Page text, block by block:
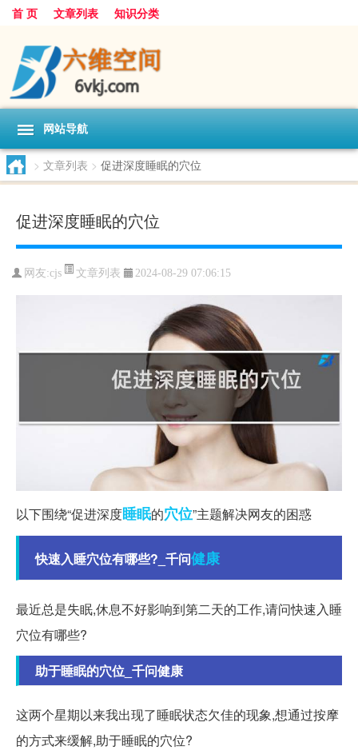
首 页 文章列表 知识分类
网站导航
> 文章列表 > 促进深度睡眠的穴位
促进深度睡眠的穴位
网友:cjs 文章列表 2024-08-29 07:06:15
以下围绕“促进深度睡眠的穴位”主题解决网友的困惑
快速入睡穴位有哪些?_千问健康
最近总是失眠,休息不好影响到第二天的工作,请问快速入睡
穴位有哪些?
助于睡眠的穴位_千问健康
这两个星期以来我出现了睡眠状态欠佳的现象,想通过按摩
的方式来缓解,助于睡眠的穴位?